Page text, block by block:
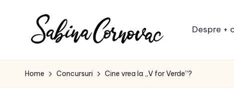
S
a
creator
de
Despre +
Home Concursuri Cine vrea la „V for Verde”?